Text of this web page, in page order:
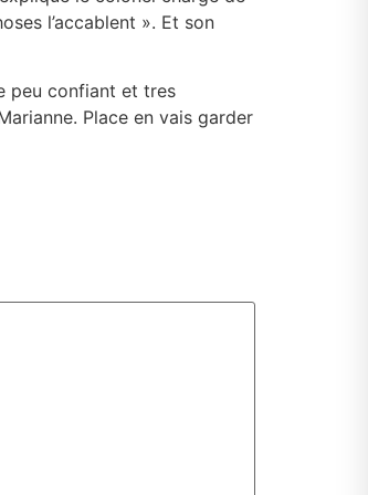
l’accablent ». Et son
peu confiant et tres
Place en vais garder